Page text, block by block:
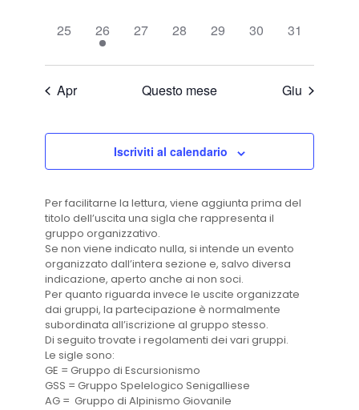
0
25
1
evento,
26
0
27
0
28
0
29
0
30
0
31
Apr Questo mese Giu
Iscriviti al calendario
Per facilitarne la lettura, viene aggiunta prima del
titolo dell’uscita una sigla che rappresenta il
gruppo organizzativo.
Se non viene indicato nulla, si intende un evento
organizzato dall’intera sezione e, salvo diversa
indicazione, aperto anche ai non soci.
Per quanto riguarda invece le uscite organizzate
dai gruppi, la partecipazione è normalmente
subordinata all’iscrizione al gruppo stesso.
Di seguito trovate i regolamenti dei vari gruppi.
Le sigle sono:
GE = Gruppo di Escursionismo
GSS = Gruppo Spelelogico Senigalliese
AG = Gruppo di Alpinismo Giovanile